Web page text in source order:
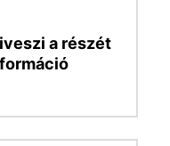
a részét